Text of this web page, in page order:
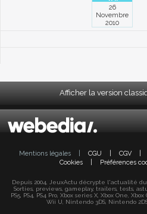
26
Novembre
2010
Afficher la version
Mentions légales CGU CGV
Cookies
Préférences
Depuis 2004, JeuxActu décrypte l'actualité
Sorties, previews, gameplay, trailers, tests,
PS5, PS4, PS4 Pro, Xbox series X, Xbox One,
Wii U, Nintendo 3DS, Nintendo 2DS,